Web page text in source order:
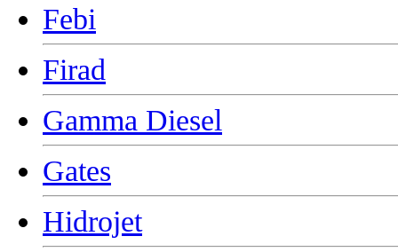
Febi
Firad
Gamma Diesel
Gates
Hidrojet